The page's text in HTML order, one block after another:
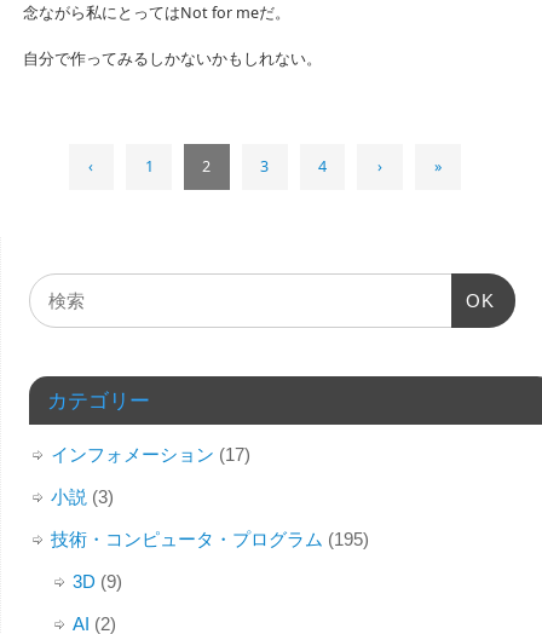
念ながら私にとってはNot for meだ。
自分で作ってみるしかないかもしれない。
‹ 1 2 3 4 › »
OK
カテゴリー
インフォメーション (17)
小説 (3)
技術・コンピュータ・プログラム (195)
3D (9)
AI (2)